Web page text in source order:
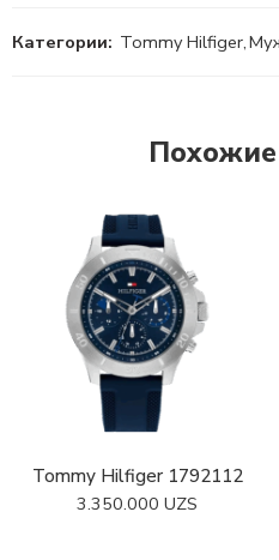
Категории: Tommy Hilfiger,
Tommy Hilfiger 1792112
3.350.000 UZS